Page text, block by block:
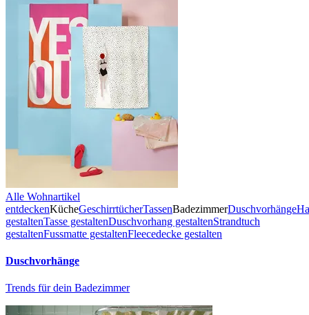
Alle Wohnartikel
entdeckenKücheGeschirrtücherTassenBadezimmerDuschvorhänge
gestaltenTasse gestaltenDuschvorhang gestaltenStrandtuch
gestaltenFussmatte gestaltenFleecedecke gestalten
Duschvorhänge
Trends für dein Badezimmer